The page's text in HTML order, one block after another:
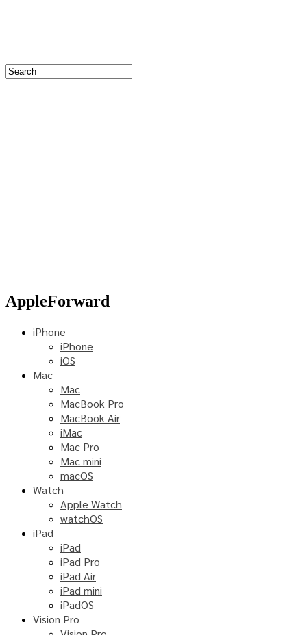
AppleForward
iPhone
iPhone
iOS
Mac
Mac
MacBook Pro
MacBook Air
iMac
Mac Pro
Mac mini
macOS
Watch
Apple Watch
watchOS
iPad
iPad
iPad Pro
iPad Air
iPad mini
iPadOS
Vision Pro